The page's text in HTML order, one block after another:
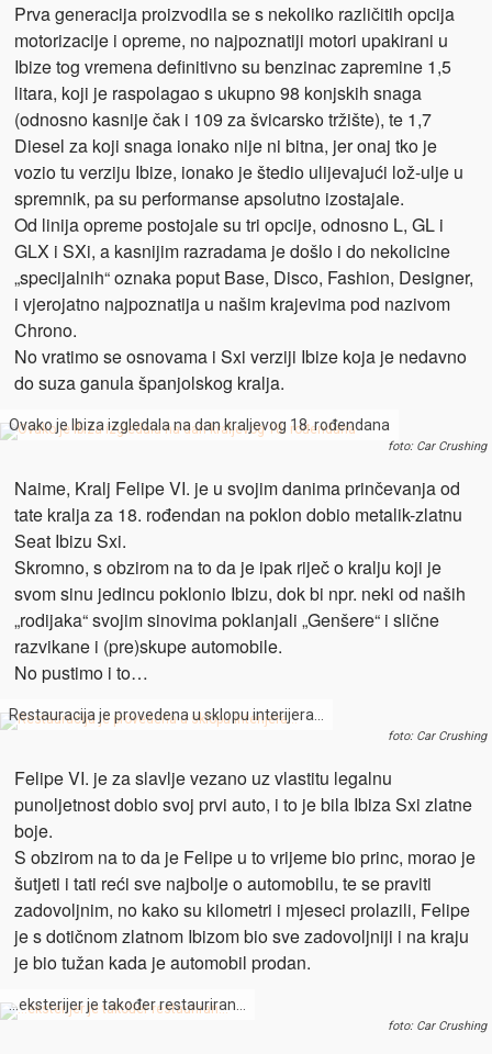
Prva generacija proizvodila se s nekoliko različitih opcija
motorizacije i opreme, no najpoznatiji motori upakirani u
Ibize tog vremena definitivno su benzinac zapremine 1,5
litara, koji je raspolagao s ukupno 98 konjskih snaga
(odnosno kasnije čak i 109 za švicarsko tržište), te 1,7
Diesel za koji snaga ionako nije ni bitna, jer onaj tko je
vozio tu verziju Ibize, ionako je štedio ulijevajući lož-ulje u
spremnik, pa su performanse apsolutno izostajale.
Od linija opreme postojale su tri opcije, odnosno L, GL i
GLX i SXi, a kasnijim razradama je došlo i do nekolicine
„specijalnih“ oznaka poput Base, Disco, Fashion, Designer,
i vjerojatno najpoznatija u našim krajevima pod nazivom
Chrono.
No vratimo se osnovama i Sxi verziji Ibize koja je nedavno
do suza ganula španjolskog kralja.
Ovako je Ibiza izgledala na dan kraljevog 18. rođendana
foto: Car Crushing
Naime, Kralj Felipe VI. je u svojim danima prinčevanja od
tate kralja za 18. rođendan na poklon dobio metalik-zlatnu
Seat Ibizu Sxi.
Skromno, s obzirom na to da je ipak riječ o kralju koji je
svom sinu jedincu poklonio Ibizu, dok bi npr. neki od naših
„rodijaka“ svojim sinovima poklanjali „Genšere“ i slične
razvikane i (pre)skupe automobile.
No pustimo i to…
Restauracija je provedena u sklopu interijera…
foto: Car Crushing
Felipe VI. je za slavlje vezano uz vlastitu legalnu
punoljetnost dobio svoj prvi auto, i to je bila Ibiza Sxi zlatne
boje.
S obzirom na to da je Felipe u to vrijeme bio princ, morao je
šutjeti i tati reći sve najbolje o automobilu, te se praviti
zadovoljnim, no kako su kilometri i mjeseci prolazili, Felipe
je s dotičnom zlatnom Ibizom bio sve zadovoljniji i na kraju
je bio tužan kada je automobil prodan.
…eksterijer je također restauriran…
foto: Car Crushing